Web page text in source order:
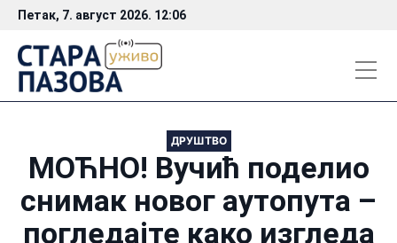
Петак, 7. август 2026. 12:06
ДРУШТВО
МОЋНО! Вучић поделио
снимак новог аутопута –
погледајте како изгледа